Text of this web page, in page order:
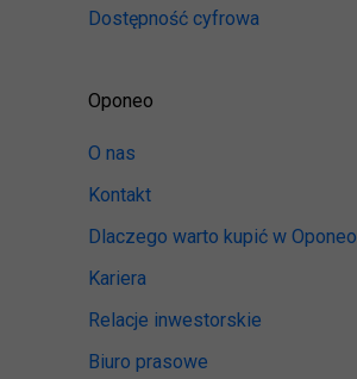
Dostępność cyfrowa
Oponeo
O nas
Kontakt
Dlaczego warto kupić w Oponeo
Kariera
Relacje inwestorskie
Biuro prasowe